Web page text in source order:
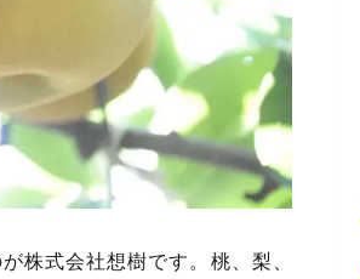
株式会社想樹です。桃、梨、